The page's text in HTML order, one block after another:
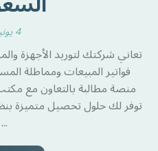
4 يونيو 2026
تعاني شركتك لتوريد الأجهزة
فواتير المبيعات ومماطلة
منصة مطالبة بالتعاون مع
توفر لك حلول تحصيل متميزة
...